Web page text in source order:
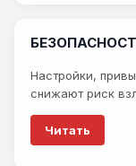
Настройки,
снижают риск
Читать